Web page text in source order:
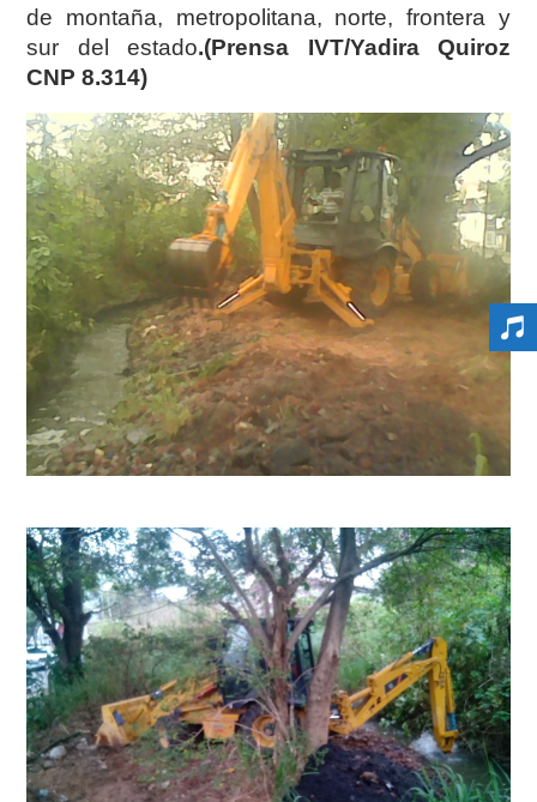
de montaña, metropolitana, norte, frontera y
sur del estado.(Prensa IVT/Yadira Quiroz
CNP 8.314)